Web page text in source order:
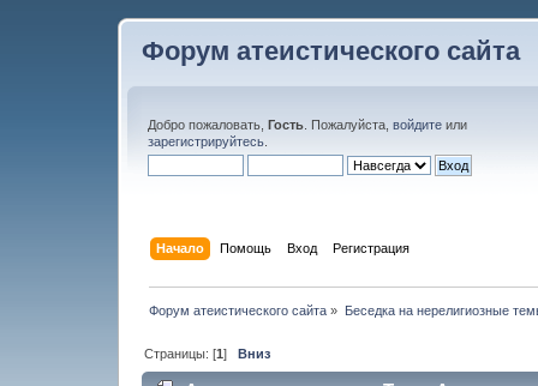
Форум атеистического сайта
Добро пожаловать, Гость . Пожалуйста, войдите или
зарегистрируйтесь
Начало Помощь Вход Регистрация
Форум атеистического сайта » Беседка на нерелигиозные
Страницы: [1]Вниз